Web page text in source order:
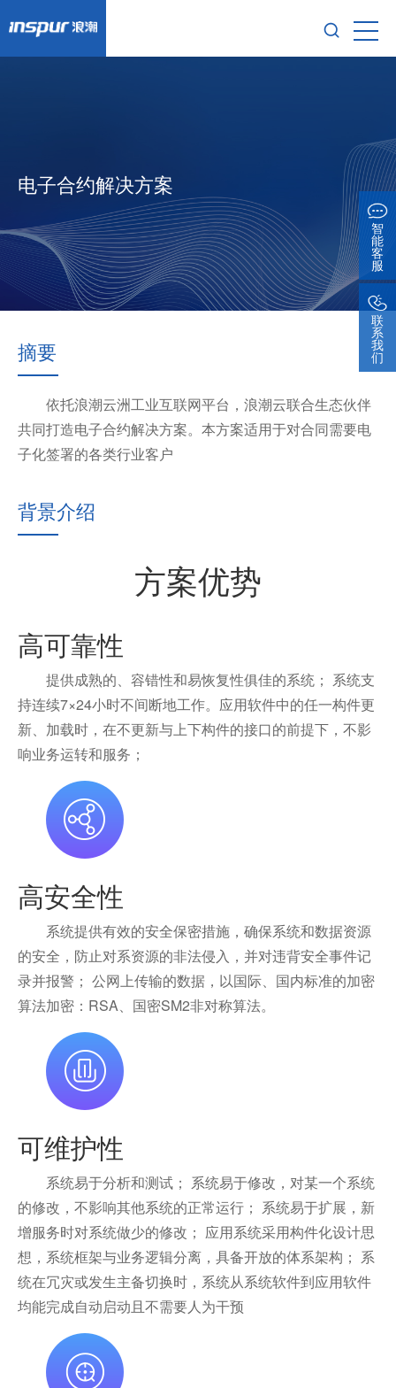
电子合约解决方案
摘要
依托浪潮云洲工业互联网平台，浪潮云联合生态伙伴
共同打造电子合约解决方案。本方案适用于对合同需要电
子化签署的各类行业客户
背景介绍
方案优势
高可靠性
提供成熟的、容错性和易恢复性俱佳的系统； 系统支
持连续7×24小时不间断地工作。应用软件中的任一构件更
新、加载时，在不更新与上下构件的接口的前提下，不影
响业务运转和服务；
高安全性
系统提供有效的安全保密措施，确保系统和数据资源
的安全，防止对系资源的非法侵入，并对违背安全事件记
录并报警； 公网上传输的数据，以国际、国内标准的加密
算法加密：RSA、国密SM2非对称算法。
可维护性
系统易于分析和测试； 系统易于修改，对某一个系统
的修改，不影响其他系统的正常运行； 系统易于扩展，新
增服务时对系统做少的修改； 应用系统采用构件化设计思
想，系统框架与业务逻辑分离，具备开放的体系架构； 系
统在冗灾或发生主备切换时，系统从系统软件到应用软件
均能完成自动启动且不需要人为干预
智
能
客
服
联
系
我
们